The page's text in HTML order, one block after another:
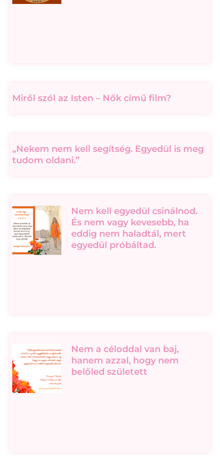
Miről szól az Isten – Nők című film?
„Nekem nem kell segítség. Egyedül is meg
tudom oldani.”
Nem kell egyedül csinálnod.
És nem vagy kevesebb, ha
eddig nem haladtál, mert
egyedül próbáltad.
Nem a céloddal van baj,
hanem azzal, hogy nem
belőled született